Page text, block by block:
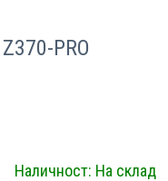
PRO
Наличност: На склад